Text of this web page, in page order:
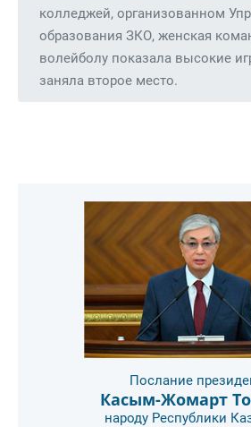
колледжей, организованном
образования ЗКО, женская
волейболу показала высокие
заняла второе место.
Послание
Касым-Жомарт
народу Республики